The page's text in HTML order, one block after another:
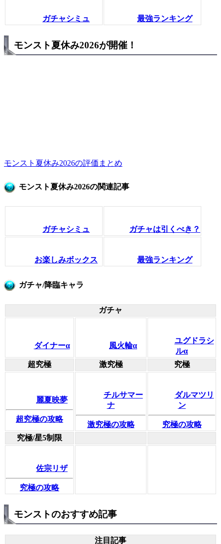
ガチャシミュ 最強ランキング
モンスト夏休み2026が開催！
モンスト夏休み2026の評価まとめ
モンスト夏休み2026の関連記事
ガチャシミュ ガチャは引くべき？
お楽しみボックス 最強ランキング
ガチャ/降臨キャラ
ガチャ
ダイナーα 風火輪α
ユグドラシ
ルα
超究極
激究極 究極
麗夏映夢
超究極の攻略
チルサマー
ナ
激究極の攻略
ダルマツリ
ン
究極の攻略
究極/星5制限
佐宗リザ
究極の攻略
モンストのおすすめ記事
注目記事